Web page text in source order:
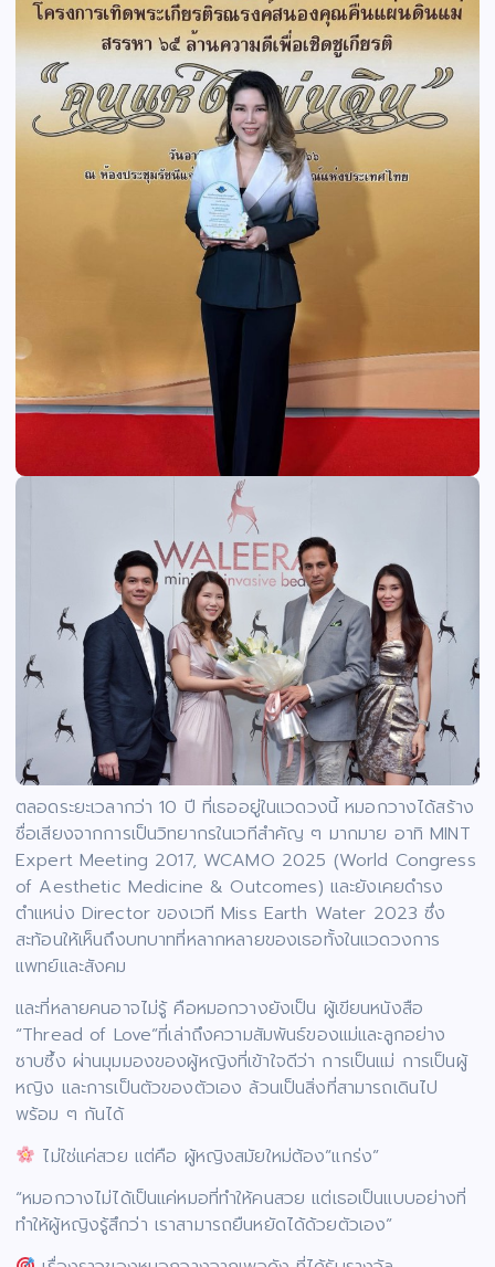
ตลอดระยะเวลากว่า 10 ปี ที่เธออยู่ในแวดวงนี้ หมอกวางได้สร้าง
ชื่อเสียงจากการเป็นวิทยากรในเวทีสำคัญ ๆ มากมาย อาทิ MINT
Expert Meeting 2017, WCAMO 2025 (World Congress
of Aesthetic Medicine & Outcomes) และยังเคยดำรง
ตำแหน่ง Director ของเวที Miss Earth Water 2023 ซึ่ง
สะท้อนให้เห็นถึงบทบาทที่หลากหลายของเธอทั้งในแวดวงการ
แพทย์และสังคม
และที่หลายคนอาจไม่รู้ คือหมอกวางยังเป็น ผู้เขียนหนังสือ
“Thread of Love”ที่เล่าถึงความสัมพันธ์ของแม่และลูกอย่าง
ซาบซึ้ง ผ่านมุมมองของผู้หญิงที่เข้าใจดีว่า การเป็นแม่ การเป็นผู้
หญิง และการเป็นตัวของตัวเอง ล้วนเป็นสิ่งที่สามารถเดินไป
พร้อม ๆ กันได้
ไม่ใช่แค่สวย แต่คือ ผู้หญิงสมัยใหม่ต้อง”แกร่ง”
“หมอกวางไม่ได้เป็นแค่หมอที่ทำให้คนสวย แต่เธอเป็นแบบอย่างที่
ทำให้ผู้หญิงรู้สึกว่า เราสามารถยืนหยัดได้ด้วยตัวเอง”